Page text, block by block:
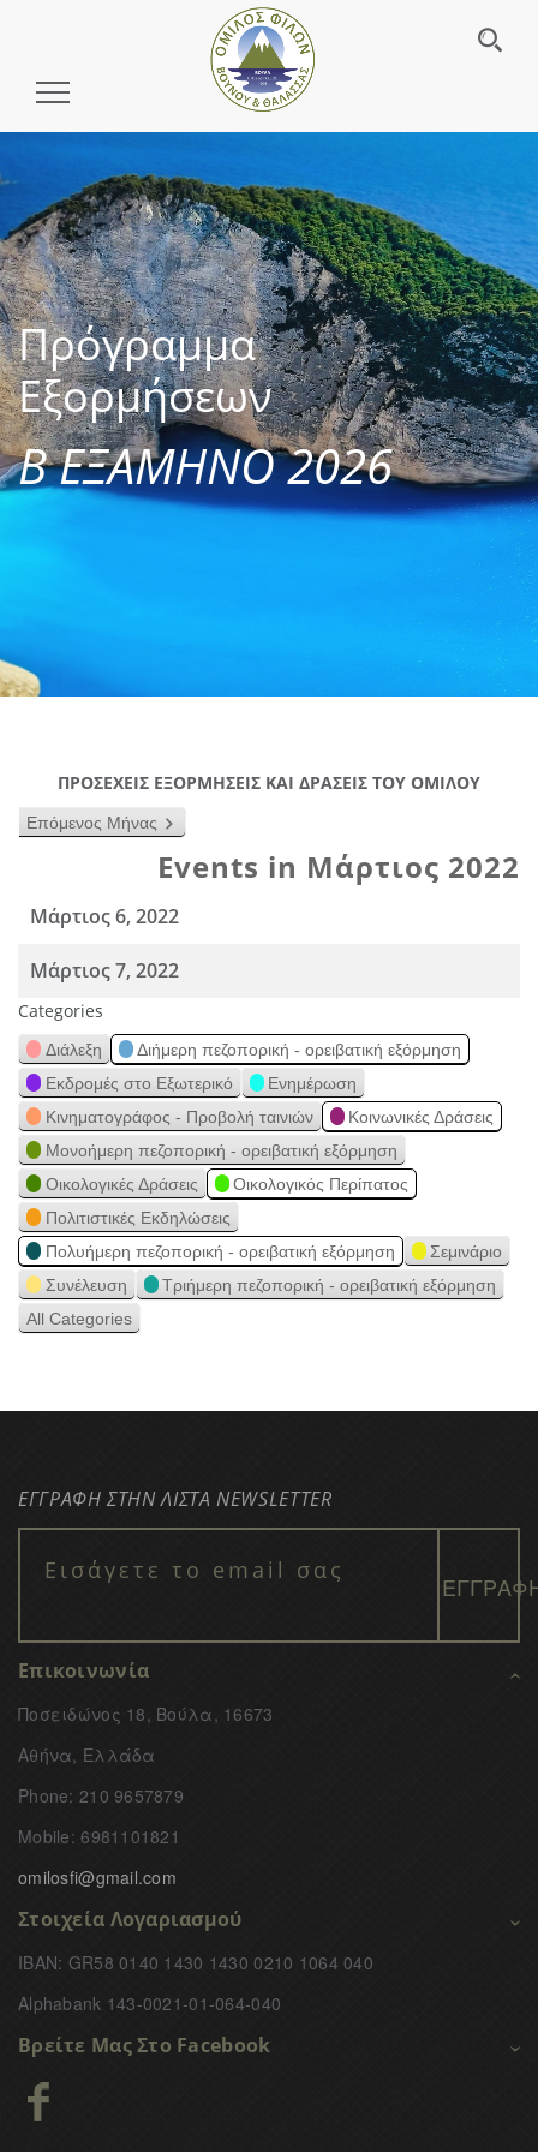
Toggle
Πρόγραμμα
Εξορμήσεων
Β ΕΞΑΜΗΝΟ 2026
ΠΡΟΣΕΧΕΙΣ ΕΞΟΡΜΗΣΕΙΣ ΚΑΙ ΔΡΑΣΕΙΣ ΤΟΥ ΟΜΙΛΟΥ
Επόμενος Μήνας
Events in Μάρτιος 2022
Μάρτιος 6, 2022
Μάρτιος 7, 2022
Categories
Διάλεξη
Διήμερη πεζοπορική - ορειβατική εξόρμηση
Εκδρομές στο Εξωτερικό
Ενημέρωση
Κινηματογράφος - Προβολή ταινιών
Κοινωνικές Δράσεις
Μονοήμερη πεζοπορική - ορειβατική εξόρμηση
Οικολογικές Δράσεις
Οικολογικός Περίπατος
Πολιτιστικές Εκδηλώσεις
Πολυήμερη πεζοπορική - ορειβατική εξόρμηση
Σεμινάριο
Συνέλευση
Τριήμερη πεζοπορική - ορειβατική εξόρμηση
All Categories
ΕΓΓΡΑΦΗ ΣΤΗΝ ΛΙΣΤΑ NEWSLETTER
Επικοινωνία
Ποσειδώνος 18, Βούλα, 16673
Αθήνα, Ελλάδα
Phone: 210 9657879
Mobile: 6981101821
omilosfi@gmail.com
Στοιχεία Λογαριασμού
IBAN: GR58 0140 1430 1430 0210 1064 040
Alphabank 143-0021-01-064-040
Βρείτε Μας Στο Facebook